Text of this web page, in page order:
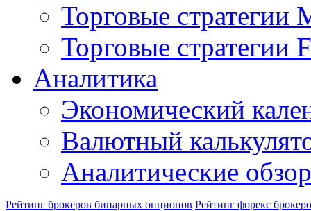
Торговые
Торговые стратегии
Аналитика
Экономический
Валютный
Аналитические
Рейтинг брокеров бинарных опционов Рейтинг форекс